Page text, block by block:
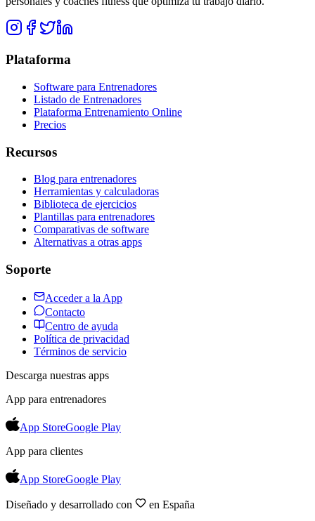
Plataforma
Software para Entrenadores
Listado de Entrenadores
Plataforma Entrenamiento Online
Precios
Recursos
Blog para entrenadores
Herramientas y calculadoras
Biblioteca de ejercicios
Plantillas para entrenadores
Comparativas de software
Alternativas a otras apps
Soporte
Acceder a la App
Contacto
Centro de ayuda
Política de privacidad
Términos de servicio
Descarga nuestras apps
App para entrenadores
App StoreGoogle Play
App para clientes
App StoreGoogle Play
Diseñado y desarrollado con
en España